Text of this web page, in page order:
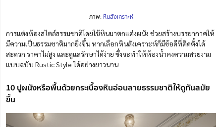
ภาพ: หินสังเคราะห์
การแต่งห้องสไตล์ธรรมชาติโดยใช้หินมาตกแต่งผนัง ช่วยสร้างบรรยากาศให้
มีความเป็นธรรมชาติมากยิ่งขึ้น หากเลือกหินสังเคราะห์ก็มีข้อดีที่ติดตั้งได้
สะดวก ราคาไม่สูง และดูแลรักษาได้ง่าย ซึ่งจะทำให้ห้องน้ำคงความสวยงาม
แบบฉบับ Rustic Style ได้อย่างยาวนาน
10 ปูผนังหรือพื้นด้วยกระเบื้องหินอ่อนลายธรรมชาติให้ดูทันสมัย
ขึ้น